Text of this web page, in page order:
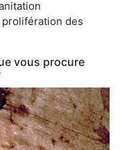
des
vous procure